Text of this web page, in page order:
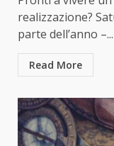
realizzazione?
parte dell’anno –...
Read More